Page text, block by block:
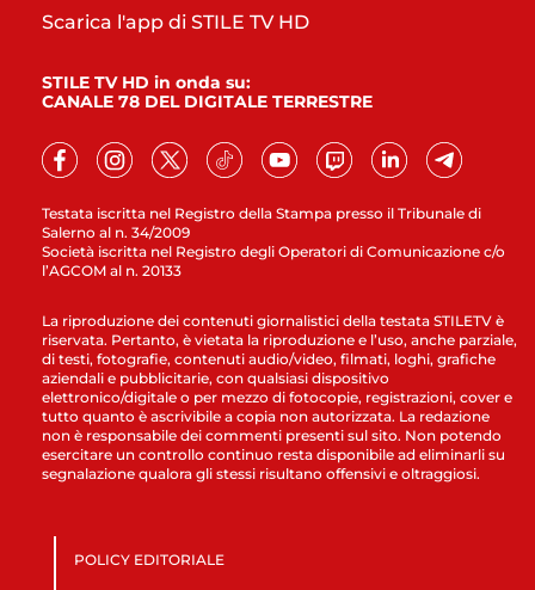
Testata iscritta nel Registro della Stampa presso il Tribunale di
Salerno al n. 34/2009
Società iscritta nel Registro degli Operatori di Comunicazione c/o
l’AGCOM al n. 20133
Scarica l'app di STILE TV HD
STILE TV HD in onda su:
CANALE 78 DEL DIGITALE TERRESTRE
La riproduzione dei contenuti giornalistici della testata STILETV è
riservata. Pertanto, è vietata la riproduzione e l’uso, anche parziale,
di testi, fotografie, contenuti audio/video, filmati, loghi, grafiche
aziendali e pubblicitarie, con qualsiasi dispositivo
elettronico/digitale o per mezzo di fotocopie, registrazioni, cover e
tutto quanto è ascrivibile a copia non autorizzata. La redazione
non è responsabile dei commenti presenti sul sito. Non potendo
esercitare un controllo continuo resta disponibile ad eliminarli su
segnalazione qualora gli stessi risultano offensivi e oltraggiosi.
POLICY EDITORIALE